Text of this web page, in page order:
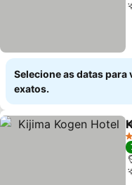
Selecione as datas para
exatos.
4